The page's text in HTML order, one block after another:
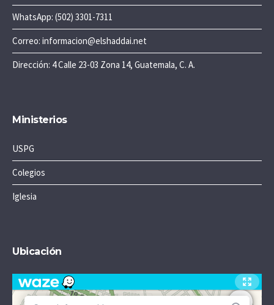
WhatsApp: (502) 3301-7311
Correo: informacion@elshaddai.net
Dirección: 4 Calle 23-03 Zona 14, Guatemala, C. A.
Ministerios
USPG
Colegios
Iglesia
Ubicación